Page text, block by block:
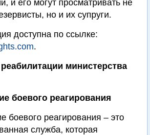
и его могут просматривать не
но и их супруги.
доступна по ссылке:
.
министерства
боевого реагирования
боевого реагирования – это
служба, которая